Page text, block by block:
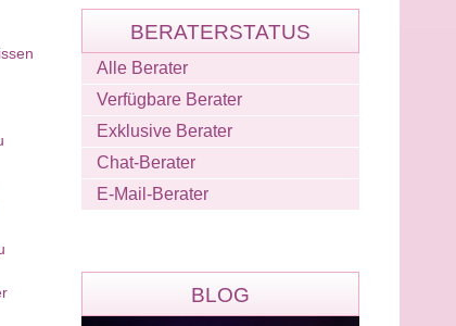
BERATERSTATUS
Alle Berater
Verfügbare Berater
Exklusive Berater
Chat-Berater
E-Mail-Berater
BLOG